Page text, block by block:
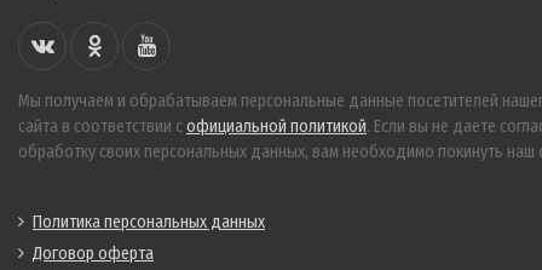
Мы получаем и обрабатываем персональные данные посетителей
сайта в соответствии с официальной политикой. Если вы не даете
обработку своих персональных данных, вам необходимо покинуть наш
Политика персональных данных
Договор оферта